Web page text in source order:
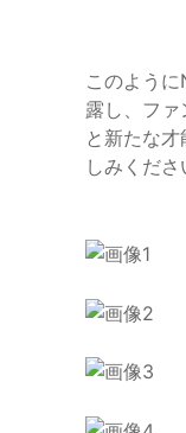
このよう
露し、フ
と新たな
しみくださ